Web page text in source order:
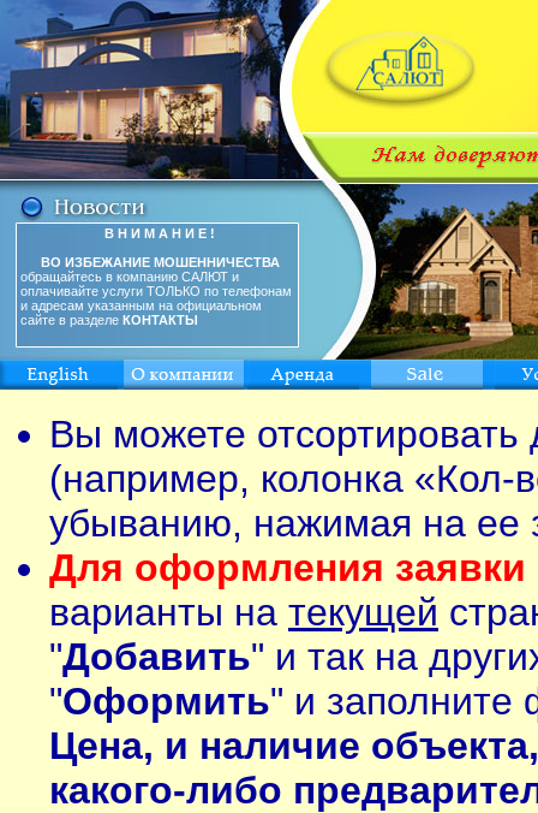
В Н И М А Н И Е !
ВО ИЗБЕЖАНИЕ МОШЕННИЧЕСТВА
обращайтесь в компанию САЛЮТ и
оплачивайте услуги ТОЛЬКО по телефонам
и адресам указанным на официальном
сайте в разделе КОНТАКТЫ
Вы можете
(например, колонка «Кол-
убыванию, нажимая на ее
Для оформления заявки
варианты на текущей
"Добавить" и так на
"Оформить" и заполните
Цена, и наличие
какого-либо